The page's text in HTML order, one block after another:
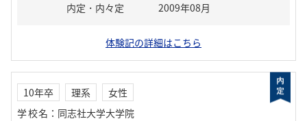
内定・内々定
2009年08月
体験記の詳細はこちら
10年卒 理系
女性
学校名 ： 同志社大学大学院